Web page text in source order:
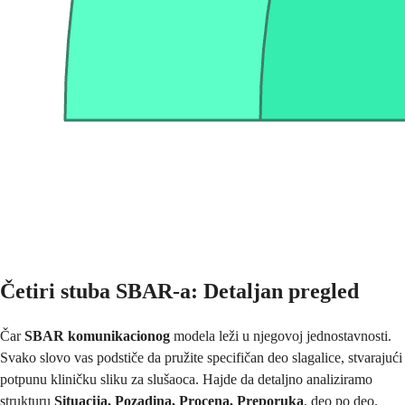
Četiri stuba SBAR-a: Detaljan pregled
ČarSBAR komunikacionog modela leži u njegovoj jednostavnosti.
Svako slovo vas podstiče da pružite specifičan deo slagalice, stvarajući
potpunu kliničku sliku za slušaoca. Hajde da detaljno analiziramo
strukturu Situacija, Pozadina, Procena, Preporuka, deo po deo.